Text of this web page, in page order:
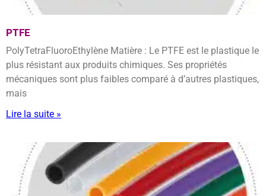
PTFE
PolyTetraFluoroEthylène Matière : Le PTFE est le plastique le
plus résistant aux produits chimiques. Ses propriétés
mécaniques sont plus faibles comparé à d’autres plastiques,
mais
Lire la suite »